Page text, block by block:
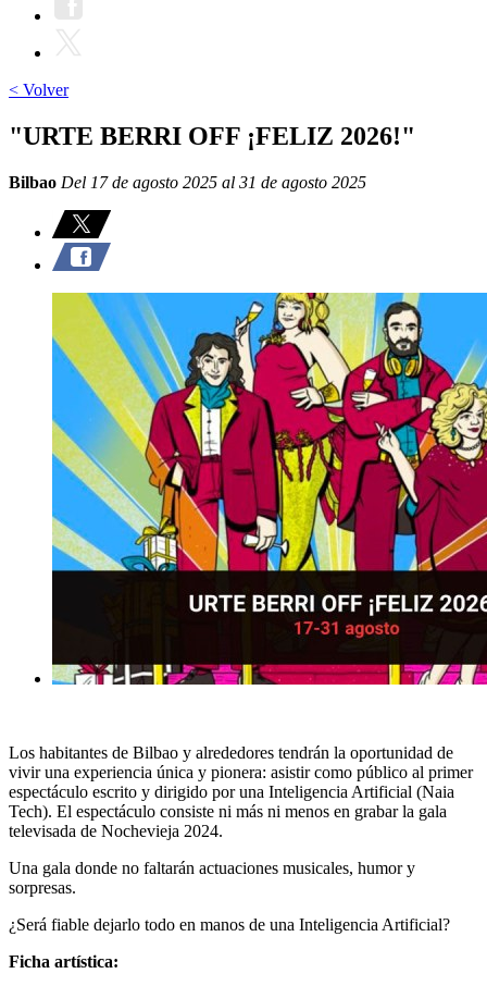
< Volver
"URTE BERRI OFF ¡FELIZ 2026!"
Bilbao Del 17 de agosto 2025 al 31 de agosto 2025
Los habitantes de Bilbao y alrededores tendrán la oportunidad de
vivir una experiencia única y pionera: asistir como público al primer
espectáculo escrito y dirigido por una Inteligencia Artificial (Naia
Tech). El espectáculo consiste ni más ni menos en grabar la gala
televisada de Nochevieja 2024.
Una gala donde no faltarán actuaciones musicales, humor y
sorpresas.
¿Será fiable dejarlo todo en manos de una Inteligencia Artificial?
Ficha artística: